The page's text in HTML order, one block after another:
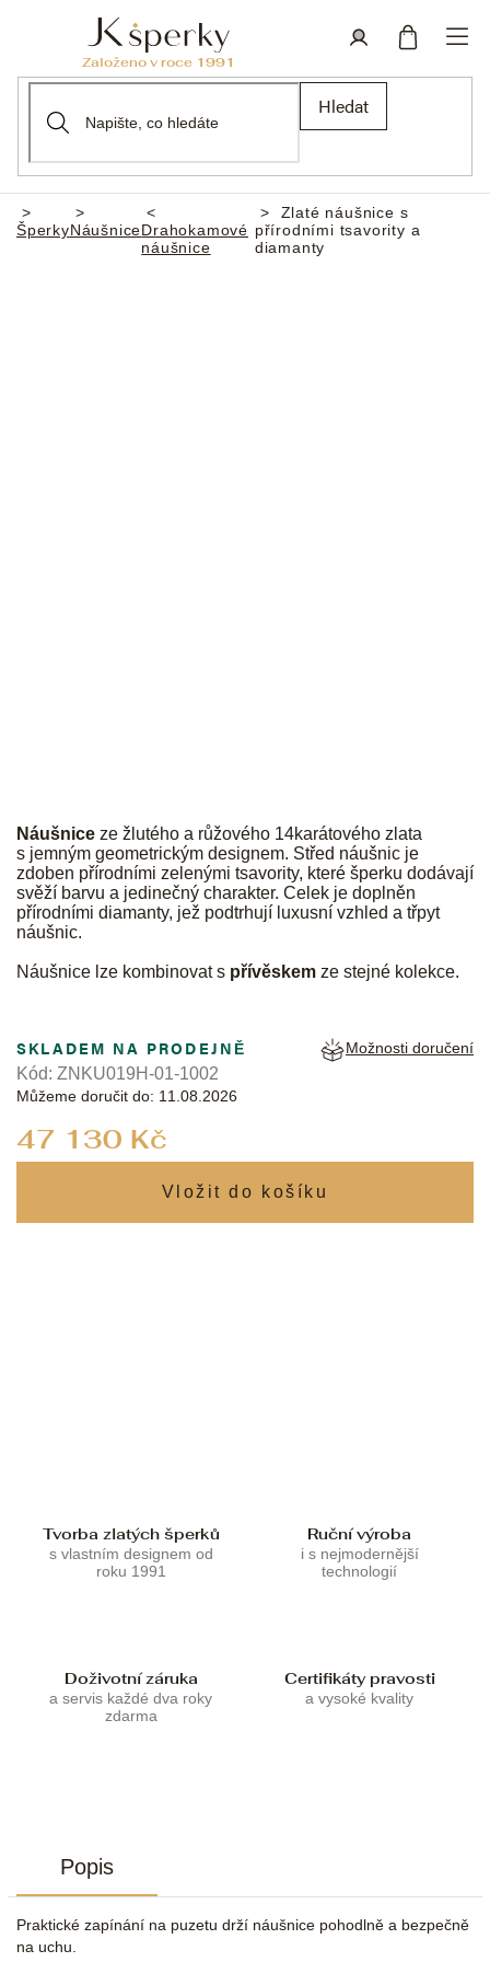
Hledat
Domů
ŠperkyNáušniceDrahokamové
náušnice
Zlaté náušnice s
přírodními tsavority a
diamanty
Náušnice ze žlutého a růžového 14karátového zlata
s jemným geometrickým designem. Střed náušnic je
zdoben přírodními zelenými tsavority, které šperku dodávají
svěží barvu a jedinečný charakter. Celek je doplněn
přírodními diamanty, jež podtrhují luxusní vzhled a třpyt
náušnic.
Náušnice lze kombinovat s přívěskem ze stejné kolekce.
47 130 Kč
SKLADEM NA PRODEJNĚ
Můžeme doručit do: 11.08.2026
Možnosti doručení
Kód: ZNKU019H-01-1002
Tvorba zlatých šperků
s vlastním designem od
roku 1991
Ruční výroba
i s nejmodernější
technologií
Doživotní záruka
a servis každé dva roky
zdarma
Certifikáty pravosti
a vysoké kvality
Popis
Praktické zapínání na puzetu drží náušnice pohodlně a bezpečně
na uchu.